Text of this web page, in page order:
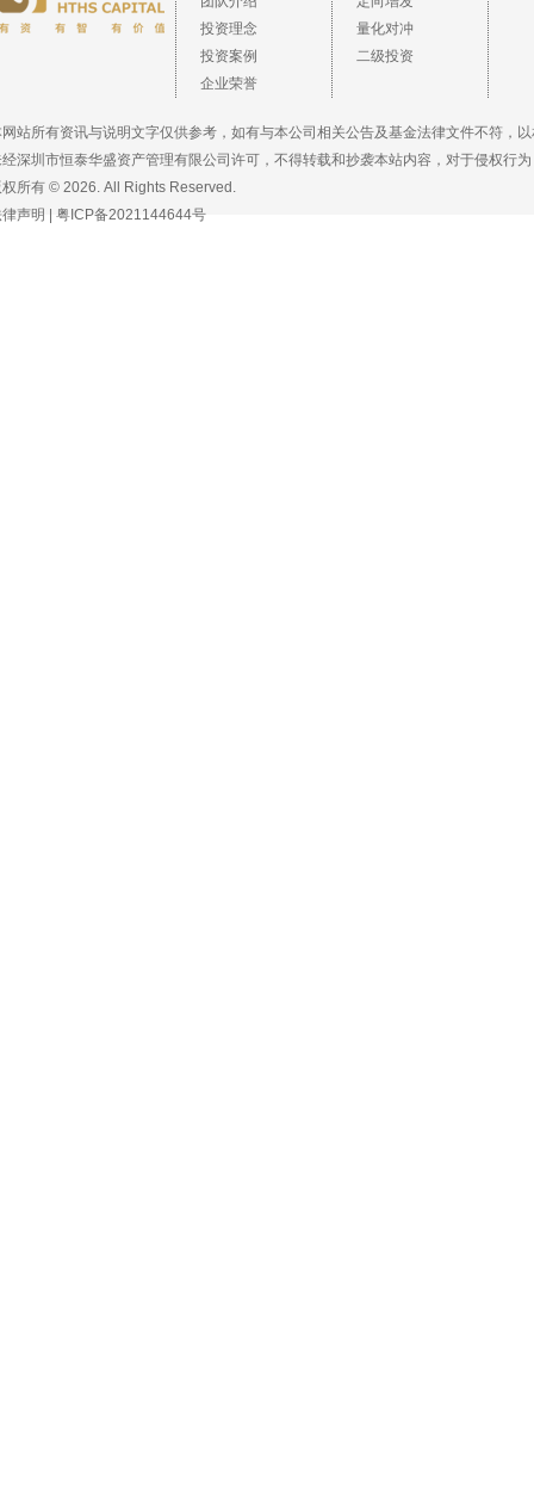
投资理念
投资案例
企业荣誉
量化对冲
二级投资
站所有资讯与说明文字仅供参考，如有与本公司相关公告及基金法律文件不符，
深圳市恒泰华盛资产管理有限公司许可，不得转载和抄袭本站内容，对于侵权行
权所有 © 2026. All Rights Reserved.
声明
粤ICP备2021144644号